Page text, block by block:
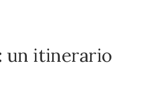
un itinerario